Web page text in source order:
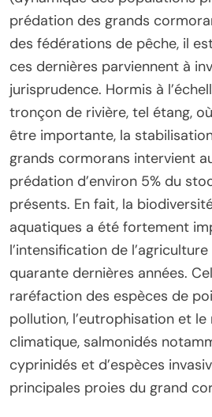
prédation des grands
des fédérations de pêche, il
ces dernières parviennent à
jurisprudence. Hormis à
tronçon de rivière, tel étang,
être importante, la
grands cormorans intervient
prédation d’environ 5% du
présents. En fait, la
aquatiques a été fortement
l’intensification de
quarante dernières années.
raréfaction des espèces de
pollution, l’eutrophisation et
climatique, salmonidés
cyprinidés et d’espèces
principales proies du grand